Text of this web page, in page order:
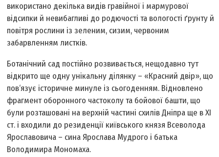
використано декілька видів гравійної і мармурової
відсипки й невибагливі до родючості та вологості ґрунту й
повітря рослини із зеленим, сизим, червоним
забарвленням листків.
Ботанічний сад постійно розвивається, нещодавно тут
відкрито ще одну унікальну ділянку – «Красний двір», що
пов‘язує історичне минуле із сьогоденням. Відновлено
фрагмент оборонного частоколу та бойової башти, що
були розташовані на верхній частині схилів Дніпра ще в ХІ
ст. і входили до резиденції київського князя Всеволода
Ярославовича – сина Ярослава Мудрого і батька
Володимира Мономаха.